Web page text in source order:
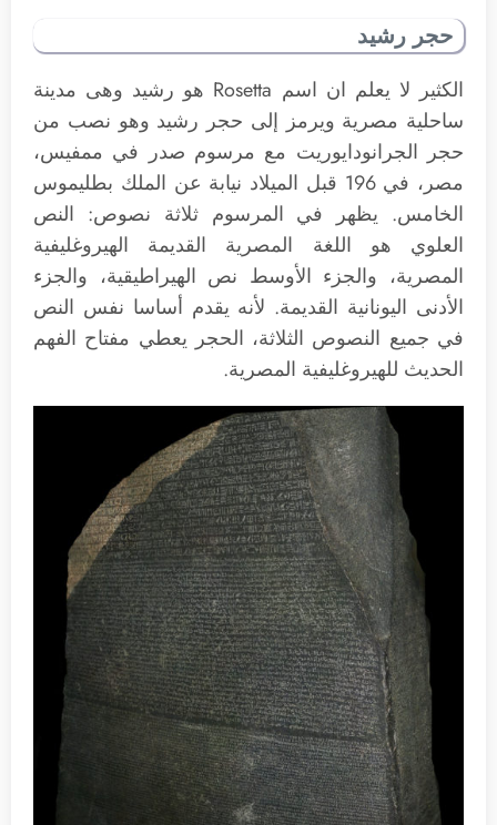
حجر رشيد
الكثير لا يعلم ان اسم Rosetta هو رشيد وهى مدينة
ساحلية مصرية ويرمز إلى حجر رشيد وهو نصب من
حجر الجرانودايوريت مع مرسوم صدر في ممفيس،
مصر، في 196 قبل الميلاد نيابة عن الملك بطليموس
الخامس. يظهر في المرسوم ثلاثة نصوص: النص
العلوي هو اللغة المصرية القديمة الهيروغليفية
المصرية، والجزء الأوسط نص الهيراطيقية، والجزء
الأدنى اليونانية القديمة. لأنه يقدم أساسا نفس النص
في جميع النصوص الثلاثة، الحجر يعطي مفتاح الفهم
الحديث للهيروغليفية المصرية.